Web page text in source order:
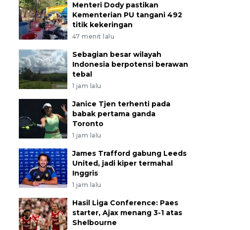
Menteri Dody pastikan
Kementerian PU tangani 492
titik kekeringan
47 menit lalu
Sebagian besar wilayah
Indonesia berpotensi berawan
tebal
1 jam lalu
Janice Tjen terhenti pada
babak pertama ganda
Toronto
1 jam lalu
James Trafford gabung Leeds
United, jadi kiper termahal
Inggris
1 jam lalu
Hasil Liga Conference: Paes
starter, Ajax menang 3-1 atas
Shelbourne